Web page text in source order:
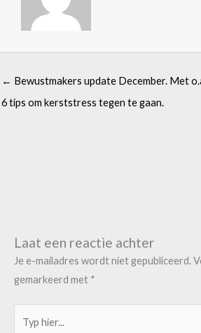
← Bewustmakers update December. Met
6 tips om kerststress tegen te gaan.
Laat een reactie achter
Je e-mailadres wordt niet gepubliceerd.
gemarkeerd met *